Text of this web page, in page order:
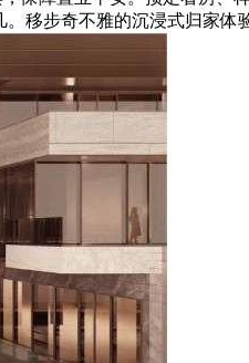
移步奇不雅的沉浸式归家体